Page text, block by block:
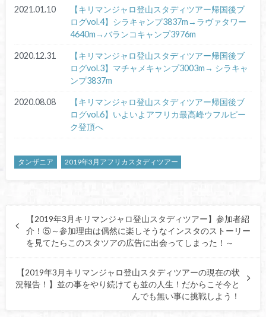
2021.01.10
【キリマンジャロ登山スタディツアー帰国後ブ
ログvol.4】シラキャンプ3837m→ラヴァタワー
4640m→バランコキャンプ3976m
2020.12.31
【キリマンジャロ登山スタディツアー帰国後ブ
ログvol.3】マチャメキャンプ3003m→ シラキャ
ンプ3837m
2020.08.08
【キリマンジャロ登山スタディツアー帰国後ブ
ログvol.6】いよいよアフリカ最高峰ウフルピー
ク登頂へ
タンザニア 2019年3月アフリカスタディツアー
【2019年3月キリマンジャロ登山スタディツアー】参加者紹
介！⑤～参加理由は偶然に楽しそうなインスタのストーリー
を見てたらこのスタツアの広告に出会ってしまった！～
【2019年3月キリマンジャロ登山スタディツアーの現在の状
況報告！】並の事をやり続けても並の人生！だからこそ今と
んでも無い事に挑戦しよう！